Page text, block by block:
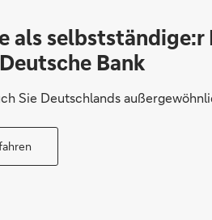
als
Bank
Sie Deutschlands